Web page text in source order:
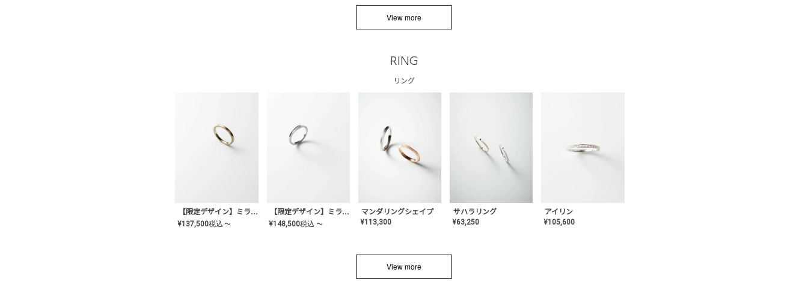
View more
RING
リング
【限定デザイン】ミライ(mill-ai)リング
¥137,500税込 〜
【限定デザイン】ミライ(mill-ai)リング
¥148,500税込 〜
マンダリングシェイプ
¥113,300
サハラリング
¥63,250
アイリン
¥105,600
View more